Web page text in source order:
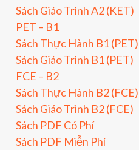
Sách Giáo Trình A2 (KET)
PET – B1
Sách Thực Hành B1 (PET)
Sách Giáo Trình B1 (PET)
FCE – B2
Sách Thực Hành B2 (FCE)
Sách Giáo Trình B2 (FCE)
Sách PDF Có Phí
Sách PDF Miễn Phí